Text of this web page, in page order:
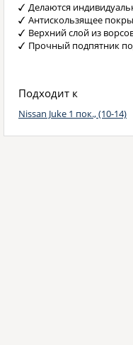
Делаются
Антискользящее
Верхний слой из
Прочный подпятник
Подходит к
Nissan Juke 1 пок., (10-14)